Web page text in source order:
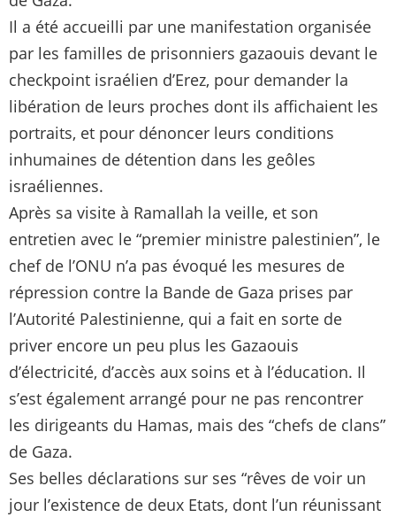
Il a été accueilli par une manifestation organisée
par les familles de prisonniers gazaouis devant le
checkpoint israélien d’Erez, pour demander la
libération de leurs proches dont ils affichaient les
portraits, et pour dénoncer leurs conditions
inhumaines de détention dans les geôles
israéliennes.
Après sa visite à Ramallah la veille, et son
entretien avec le “premier ministre palestinien”, le
chef de l’ONU n’a pas évoqué les mesures de
répression contre la Bande de Gaza prises par
l’Autorité Palestinienne, qui a fait en sorte de
priver encore un peu plus les Gazaouis
d’électricité, d’accès aux soins et à l’éducation. Il
s’est également arrangé pour ne pas rencontrer
les dirigeants du Hamas, mais des “chefs de clans”
de Gaza.
Ses belles déclarations sur ses “rêves de voir un
jour l’existence de deux Etats, dont l’un réunissant